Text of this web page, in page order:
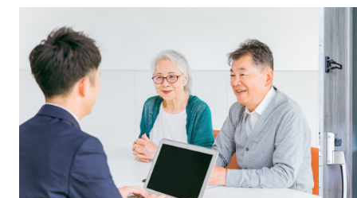
【伏見区の不動産のことならハウスプロジェク
トにお任せください】
■伏見区の不動産(戸建)はこちら
■亀岡市の不動産(戸建)はこちら
■田舎暮らしに最適な物件はこちら
■不動産売却についてはこちら
■ハウスプロジェクトの事業内容はこちら